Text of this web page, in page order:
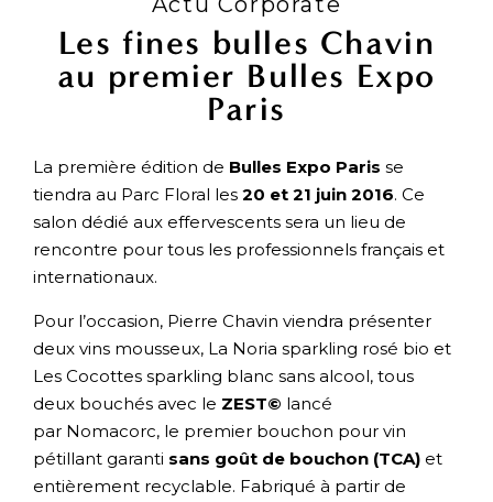
Les fines bulles Chavin
au premier Bulles Expo
Paris
La première édition de Bulles Expo Paris se
tiendra au Parc Floral les 20 et 21 juin 2016. Ce
salon dédié aux effervescents sera un lieu de
rencontre pour tous les professionnels français et
internationaux.
Pour l’occasion, Pierre Chavin viendra présenter
deux vins mousseux, La Noria sparkling rosé bio et
Les Cocottes sparkling blanc sans alcool, tous
deux bouchés avec le ZEST© lancé
par Nomacorc, le premier bouchon pour vin
pétillant garanti sans goût de bouchon (TCA) et
entièrement recyclable. Fabriqué à partir de